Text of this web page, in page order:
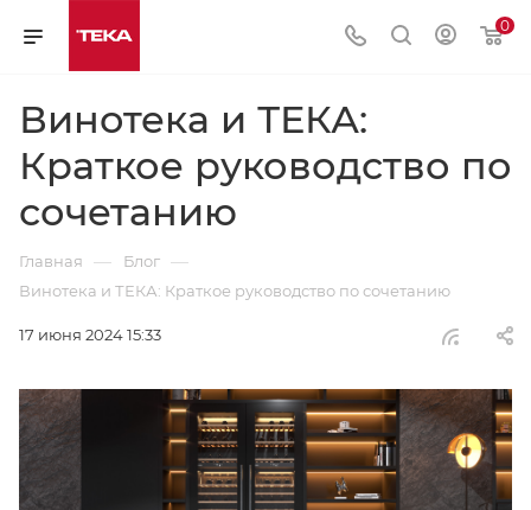
0
Винотека и ТЕКА:
Краткое руководство по
сочетанию
Главная — Блог —
Винотека и ТЕКА: Краткое руководство по сочетанию
17 июня 2024 15:33